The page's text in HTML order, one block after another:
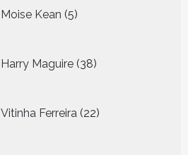
Moise Kean 5
producten
Harry Maguire 38
producten
Vitinha Ferreira 22
producten